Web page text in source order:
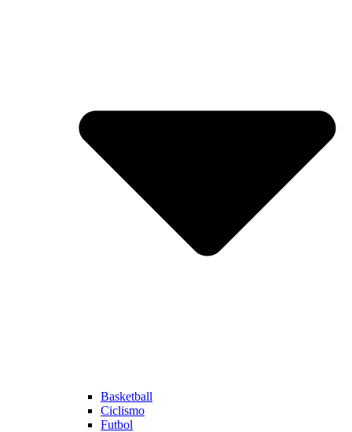
Basketball
Ciclismo
Futbol